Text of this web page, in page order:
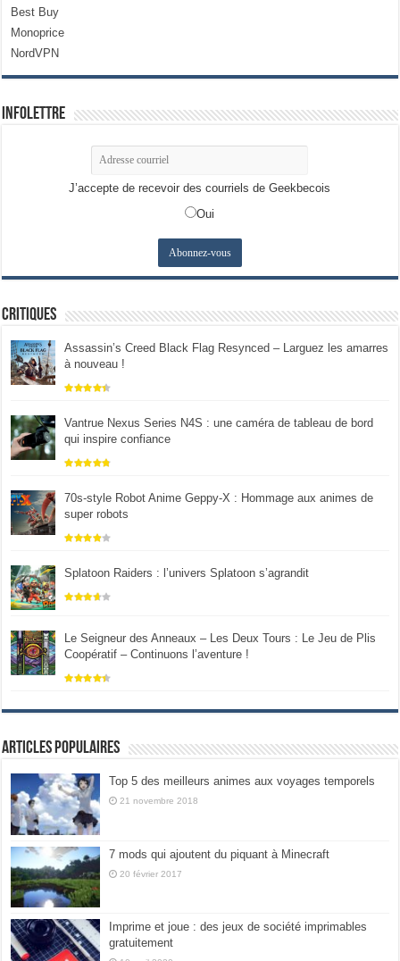
Best Buy
Monoprice
NordVPN
Infolettre
J’accepte de recevoir des courriels de Geekbecois
Oui
Critiques
Assassin’s Creed Black Flag Resynced – Larguez les amarres
à nouveau !
Vantrue Nexus Series N4S : une caméra de tableau de bord
qui inspire confiance
70s-style Robot Anime Geppy-X : Hommage aux animes de
super robots
Splatoon Raiders : l’univers Splatoon s’agrandit
Le Seigneur des Anneaux – Les Deux Tours : Le Jeu de Plis
Coopératif – Continuons l’aventure !
Articles populaires
Top 5 des meilleurs animes aux voyages temporels
21 novembre 2018
7 mods qui ajoutent du piquant à Minecraft
20 février 2017
Imprime et joue : des jeux de société imprimables
gratuitement